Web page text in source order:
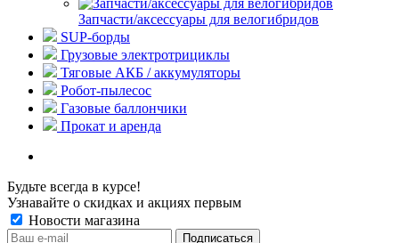
Запчасти/аксессуары для велогибридов
SUP-борды
Грузовые электротрициклы
Тяговые АКБ / аккумуляторы
Робот-пылесос
Газовые баллончики
Прокат и аренда
Будьте всегда в курсе!
Узнавайте о скидках и акциях первым
Новости магазина